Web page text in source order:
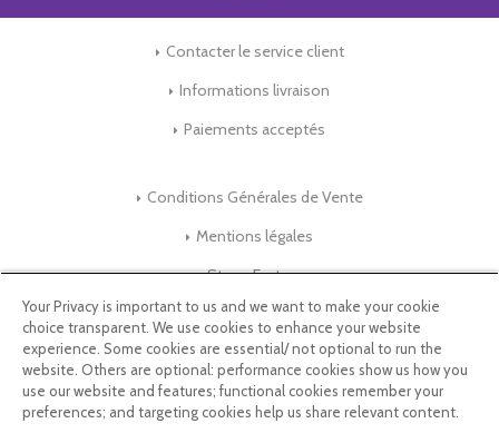
Contacter le service client
Informations livraison
Paiements acceptés
Conditions Générales de Vente
Mentions légales
Store-Factory
Qui Sommes nous ?
Parrainage
Blog & Conseils
Your Privacy is important to us and we want to make your cookie
choice transparent. We use cookies to enhance your website
experience. Some cookies are essential/ not optional to run the
website. Others are optional: performance cookies show us how you
use our website and features; functional cookies remember your
preferences; and targeting cookies help us share relevant content.